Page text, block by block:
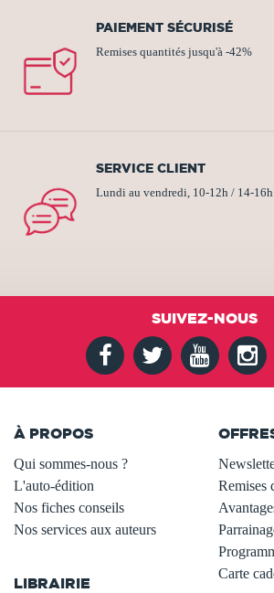
PAIEMENT SÉCURISÉ
Remises quantités jusqu'à -42%
SERVICE CLIENT
Lundi au vendredi, 10-12h / 14-16h
SUIVEZ-NOUS
À PROPOS
Qui sommes-nous ?
L'auto-édition
Nos fiches conseils
Nos services aux auteurs
LIBRAIRIE
Remises
Carte